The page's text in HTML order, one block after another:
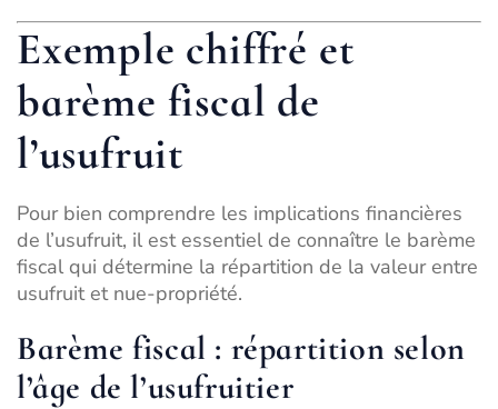
Exemple chiffré et
barème fiscal de
l’usufruit
Pour bien comprendre les implications financières
de l’usufruit, il est essentiel de connaître le barème
fiscal qui détermine la répartition de la valeur entre
usufruit et nue-propriété.
Barème fiscal : répartition selon
l’âge de l’usufruitier